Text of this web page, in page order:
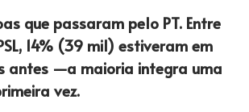
que passaram pelo PT. Entre
14% (39 mil) estiveram em
antes —a maioria integra uma
vez.